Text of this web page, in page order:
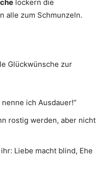
lockern die
alle zum Schmunzeln.
Glückwünsche zur
ich Ausdauer!“
rostig werden, aber nicht
Liebe macht blind, Ehe